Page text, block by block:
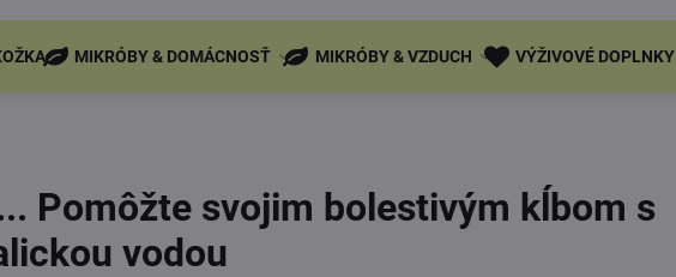
MIKRÓBY & DOMÁCNOSŤ MIKRÓBY & VZDUCH VÝŽIVOVÉ DOPLNKY
Pomôžte svojim bolestivým kĺbom s
vodou